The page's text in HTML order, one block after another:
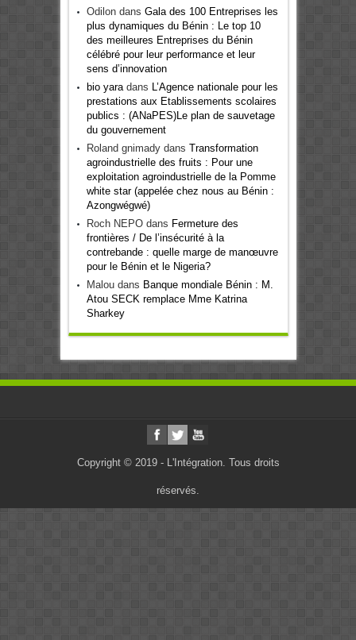
Odilondans Gala des 100 Entreprises les
plus dynamiques du Bénin : Le top 10
des meilleures Entreprises du Bénin
célébré pour leur performance et leur
sens d’innovation
bio yaradans
L’Agence nationale pour les
prestations aux Etablissements scolaires
publics : (ANaPES)Le plan de sauvetage
du gouvernement
Roland gnimadydans Transformation
agroindustrielle des fruits : Pour une
exploitation agroindustrielle de la Pomme
white star (appelée chez nous au Bénin :
Azongwégwé)
Roch NEPOdans Fermeture des
frontières / De l’insécurité à la
contrebande : quelle marge de manœuvre
pour le Bénin et le Nigeria?
Maloudans Banque mondiale Bénin : M.
Atou SECK remplace Mme Katrina
Sharkey
Copyright © 2019 - L'Intégration. Tous droits
réservés.